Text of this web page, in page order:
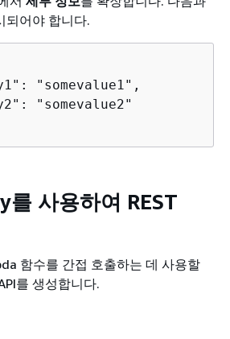
되어야 합니다.
"somevalue1",
"somevalue2"
사용하여 REST
함수를 간접 호출하는 데 사용할
를 생성합니다.